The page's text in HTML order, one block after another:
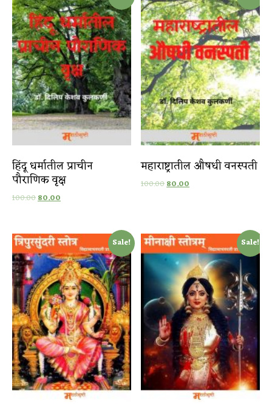
हिंदू धर्मातील प्राचीन
पौराणिक वृक्ष
100.0080.00
महाराष्ट्रातील औषधी वनस्पती
100.0080.00
Sale! Sale!